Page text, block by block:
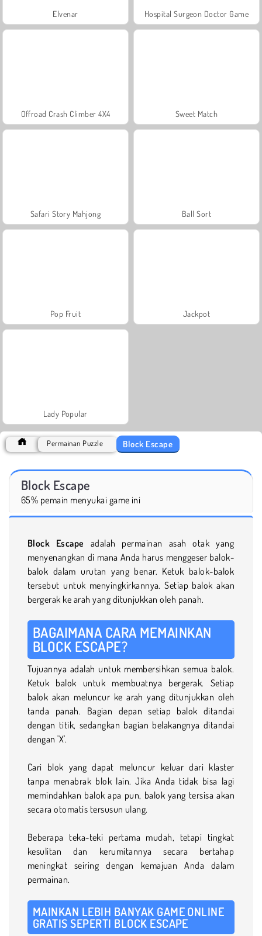
Elvenar Hospital Surgeon Doctor Game
Offroad Crash Climber 4X4 Sweet Match
Safari Story Mahjong Ball Sort
Pop Fruit Jackpot
Lady Popular
Permainan Puzzle Block Escape
Block Escape
65% pemain menyukai game ini
Block Escape adalah permainan asah otak yang
menyenangkan di mana Anda harus menggeser balok-
balok dalam urutan yang benar. Ketuk balok-balok
tersebut untuk menyingkirkannya. Setiap balok akan
bergerak ke arah yang ditunjukkan oleh panah.
BAGAIMANA CARA MEMAINKAN
BLOCK ESCAPE?
Tujuannya adalah untuk membersihkan semua balok.
Ketuk balok untuk membuatnya bergerak. Setiap
balok akan meluncur ke arah yang ditunjukkan oleh
tanda panah. Bagian depan setiap balok ditandai
dengan titik, sedangkan bagian belakangnya ditandai
dengan 'X'.
Cari blok yang dapat meluncur keluar dari klaster
tanpa menabrak blok lain. Jika Anda tidak bisa lagi
memindahkan balok apa pun, balok yang tersisa akan
secara otomatis tersusun ulang.
Beberapa teka-teki pertama mudah, tetapi tingkat
kesulitan dan kerumitannya secara bertahap
meningkat seiring dengan kemajuan Anda dalam
permainan.
MAINKAN LEBIH BANYAK GAME ONLINE
GRATIS SEPERTI BLOCK ESCAPE